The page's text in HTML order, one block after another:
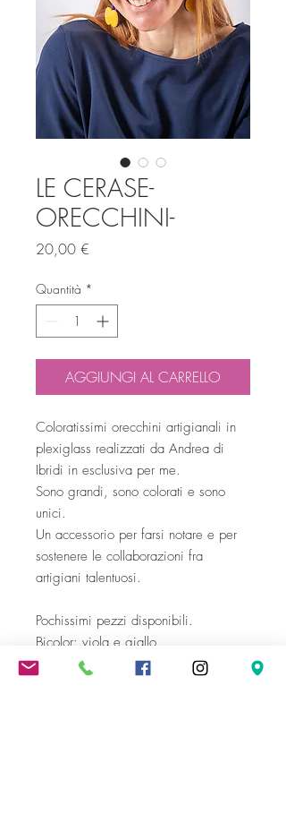
LE CERASE-
ORECCHINI-
20,00 €
Quantità *
AGGIUNGI AL CARRELLO
Coloratissimi orecchini artigianali in
plexiglass realizzati da Andrea di
Ibridi in esclusiva per me.
Sono grandi, sono colorati e sono
unici.
Un accessorio per farsi notare e per
sostenere le collaborazioni fra
artigiani talentuosi.
Pochissimi pezzi disponibili.
Bicolor: viola e giallo